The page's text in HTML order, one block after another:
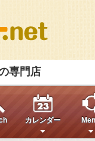
専門店
カレンダー